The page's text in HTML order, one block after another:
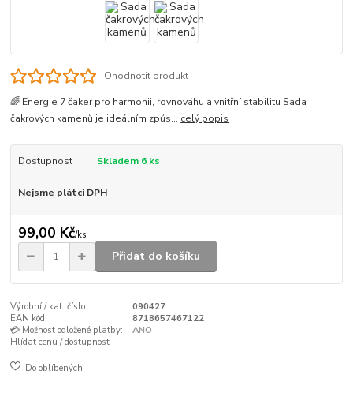
Ohodnotit produkt
🌈 Energie 7 čaker pro harmonii, rovnováhu a vnitřní stabilitu Sada
čakrových kamenů je ideálním způs... celý popis
Dostupnost Skladem 6 ks
Nejsme plátci DPH
99,00 Kč/ks
Přidat do košíku
Výrobní / kat. číslo
090427
EAN kód:
8718657467122
💳 Možnost odložené platby:
ANO
Hlídat cenu / dostupnost
Do oblíbených